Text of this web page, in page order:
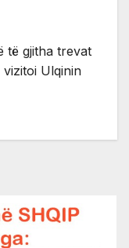
të gjitha trevat
vizitoi Ulqinin